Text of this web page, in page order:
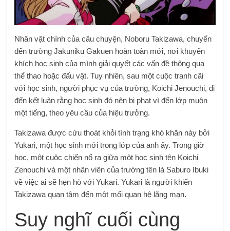
Nhân vật chính của câu chuyện, Noboru Takizawa, chuyển
đến trường Jakuniku Gakuen hoàn toàn mới, nơi khuyến
khích học sinh của mình giải quyết các vấn đề thông qua
thể thao hoặc đấu vật. Tuy nhiên, sau một cuộc tranh cãi
với học sinh, người phục vụ của trường, Koichi Jenouchi, đi
đến kết luận rằng học sinh đó nên bị phạt vì đến lớp muộn
một tiếng, theo yêu cầu của hiệu trưởng.
Takizawa được cứu thoát khỏi tình trạng khó khăn này bởi
Yukari, một học sinh mới trong lớp của anh ấy. Trong giờ
học, một cuộc chiến nổ ra giữa một học sinh tên Koichi
Zenouchi và một nhân viên của trường tên là Saburo Ibuki
về việc ai sẽ hẹn hò với Yukari. Yukari là người khiến
Takizawa quan tâm đến một mối quan hệ lãng mạn.
Suy nghĩ cuối cùng